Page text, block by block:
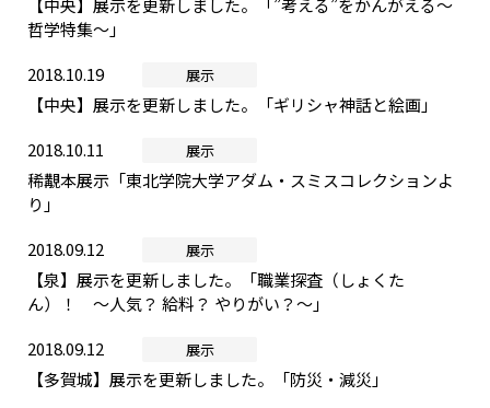
【中央】展示を更新しました。「”考える”をかんがえる～
哲学特集～」
2018.10.19
展示
【中央】展示を更新しました。「ギリシャ神話と絵画」
2018.10.11
展示
稀覯本展示「東北学院大学アダム・スミスコレクションよ
り」
2018.09.12
展示
【泉】展示を更新しました。「職業探査（しょくた
ん）！ ～人気？ 給料？ やりがい？～」
2018.09.12
展示
【多賀城】展示を更新しました。「防災・減災」